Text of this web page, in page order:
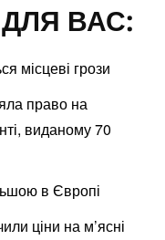
ВАС:
місцеві грози
право на
виданому 70
в Європі
ціни на м’ясні